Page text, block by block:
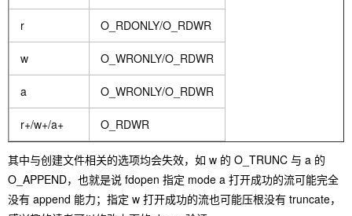
r O_RDONLY/O_RDWR
w O_WRONLY/O_RDWR
a O_WRONLY/O_RDWR
r+/w+/a+ O_RDWR
其中与创建文件相关的选项均会失效，如 w 的 O_TRUNC 与 a 的
O_APPEND，也就是说 fdopen 指定 mode a 打开成功的流可能完全
没有 append 能力；指定 w 打开成功的流也可能压根没有 truncate，